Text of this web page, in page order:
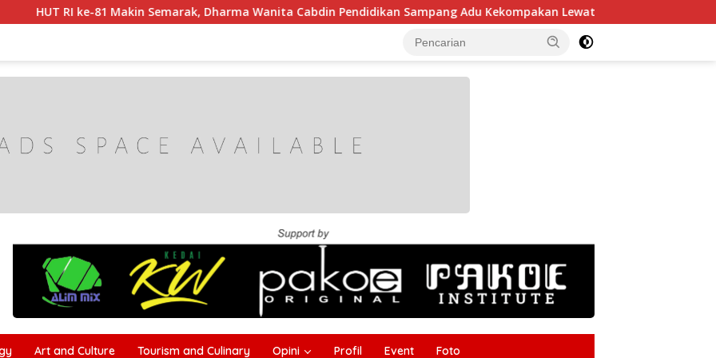
81 Makin Semarak, Dharma Wanita Cabdin Pendidikan Sampang Adu Kekompakan Lewat Lomba Kereta Balon
Art and Culture Tourism and Culinary Opini Profil Event Foto